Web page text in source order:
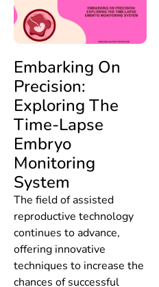
Embarking On
Precision:
Exploring The
Time-Lapse
Embryo
Monitoring
System
The field of assisted
reproductive technology
continues to advance,
offering innovative
techniques to increase the
chances of successful